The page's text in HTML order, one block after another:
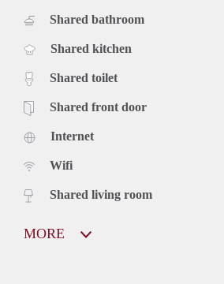
Shared bathroom
Shared kitchen
Shared toilet
Shared front door
Internet
Wifi
Shared living room
MORE